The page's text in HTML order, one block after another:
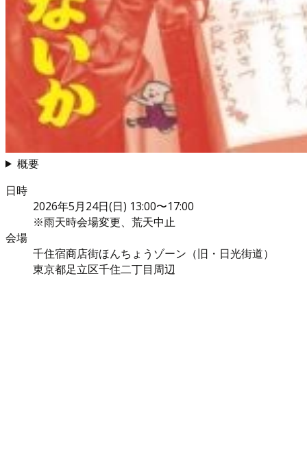
概要
日時
2026年5月24日(日) 13:00〜17:00
※雨天時会場変更、荒天中止
会場
千住宿商店街ほんちょうゾーン（旧・日光街道）
東京都足立区千住二丁目周辺